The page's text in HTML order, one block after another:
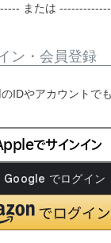
または
ン・会員登録
IDやアカウントで
でサインイン